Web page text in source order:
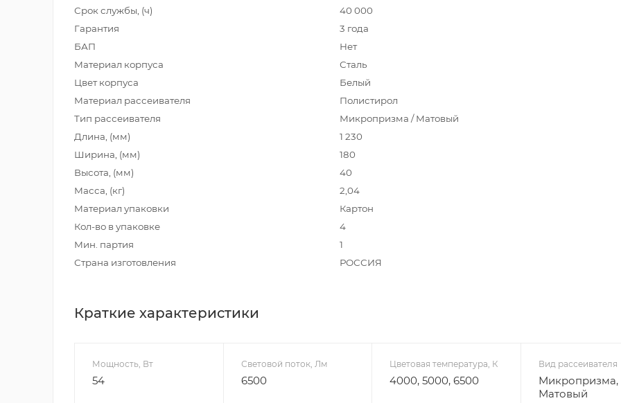
Срок службы, (ч)
40 000
Гарантия
3 года
БАП
Нет
Материал корпуса
Сталь
Цвет корпуса
Белый
Материал рассеивателя
Полистирол
Тип рассеивателя
Микропризма / Матовый
Длина, (мм)
1 230
Ширина, (мм)
180
Высота, (мм)
40
Масса, (кг)
2,04
Материал упаковки
Картон
Кол-во в упаковке
4
Мин. партия
1
Страна изготовления
РОССИЯ
Краткие характеристики
Мощность, Вт
54
Световой поток, Лм
6500
Цветовая температура, К
4000, 5000, 6500
Вид рассеивателя
Микропризма,
Матовый